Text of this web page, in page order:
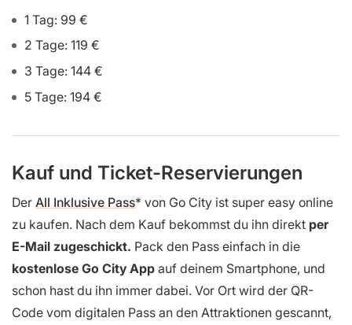
1 Tag: 99 €
2 Tage: 119 €
3 Tage: 144 €
5 Tage: 194 €
Kauf und Ticket-Reservierungen
Der All Inklusive Pass von Go City ist super easy online
zu kaufen. Nach dem Kauf bekommst du ihn direkt per
E-Mail zugeschickt. Pack den Pass einfach in die
kostenlose Go City App auf deinem Smartphone, und
schon hast du ihn immer dabei. Vor Ort wird der QR-
Code vom digitalen Pass an den Attraktionen gescannt,